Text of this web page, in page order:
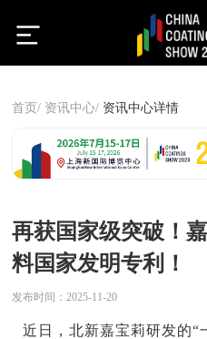
首页/ 资讯中心/ 资讯中心详情
再获国家级突破！
料国家发明专利！
发布时间： 2025-11-20
近日，北新嘉宝莉研发的“